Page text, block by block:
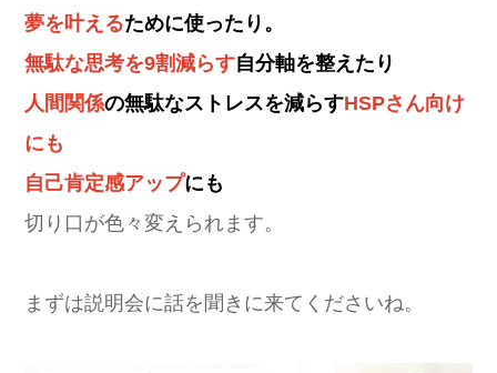
夢を叶えるために使ったり。
無駄な思考を9割減らす自分軸を整えたり
人間関係の無駄なストレスを減らすHSPさん向け
にも
自己肯定感アップにも
切り口が色々変えられます。
まずは説明会に話を聞きに来てくださいね。